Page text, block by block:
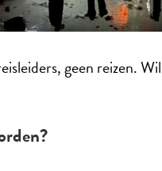
geen reizen.